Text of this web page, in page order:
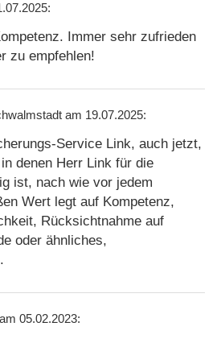
Immer sehr zufrieden
zu empfehlen!
am 19.07.2025:
Service Link, auch jetzt,
denen Herr Link für die
ist, nach wie vor jedem
Wert legt auf Kompetenz,
Rücksichtnahme auf
oder ähnliches,
am 05.02.2023: